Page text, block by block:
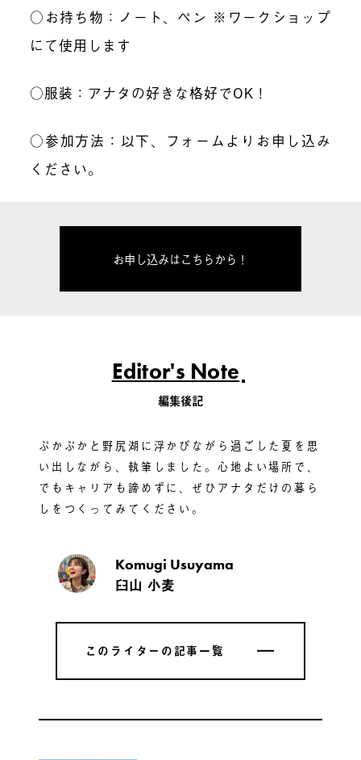
○お持ち物：ノート、ペン ※ワークショップ
にて使用します
○服装：アナタの好きな格好でOK！
○参加方法：以下、フォームよりお申し込み
ください。
お申し込みはこちらから！
Editor's Note
編集後記
ぷかぷかと野尻湖に浮かびながら過ごした夏を思
い出しながら、執筆しました。心地よい場所で、
でもキャリアも諦めずに、ぜひアナタだけの暮ら
しをつくってみてください。
Komugi Usuyama
臼山 小麦
このライターの記事一覧
このライターの記事一覧